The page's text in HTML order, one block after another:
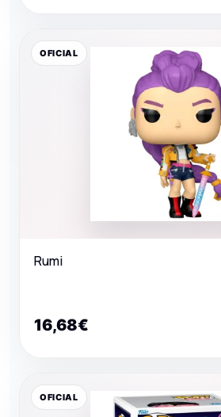
OFICIAL
Rumi
16,68€
OFICIAL